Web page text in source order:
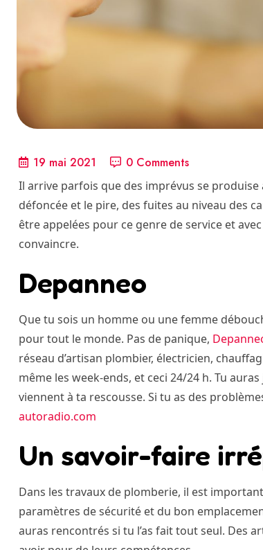
19 mai 2021 0 Comments
Il arrive parfois que des imprévus se
défoncée et le pire, des fuites au niveau des
être appelées pour ce genre de service et
convaincre.
Depanneo
Que tu sois un homme ou une femme
pour tout le monde. Pas de panique,
réseau d’artisan plombier, électricien,
même les week-ends, et ceci 24/24 h. Tu
viennent à ta rescousse. Si tu as des
autoradio.com
Un savoir-faire
Dans les travaux de plomberie, il est
paramètres de sécurité et du bon
auras rencontrés si tu l’as fait tout seul. Des